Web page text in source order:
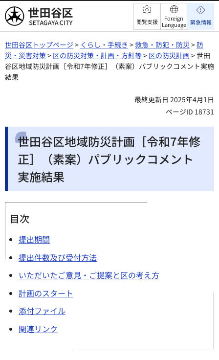
世田谷区 閲覧支援
Foreign
Language 緊急情報
世田谷区トップページ > くらし・手続き >救急・防犯・防災 > 防
災・災害対策> 区の防災対策・計画・方針等> 区の防災計画> 世田
谷区地域防災計画［令和7年修正］（素案）パブリックコメント実施
結果
最終更新日 2025年4月1日
ページID 18731
世田谷区地域防災計画［令和7年修
正］（素案）パブリックコメント
実施結果
目次
提出期間
提出件数及び受付方法
いただいたご意見・ご提案と区の考え方
計画のスタート
添付ファイル
関連リンク